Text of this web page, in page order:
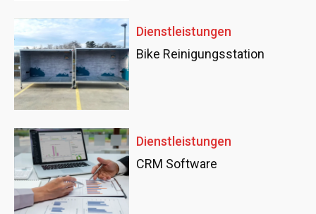
Dienstleistungen
Bike Reinigungsstation
Dienstleistungen
CRM Software